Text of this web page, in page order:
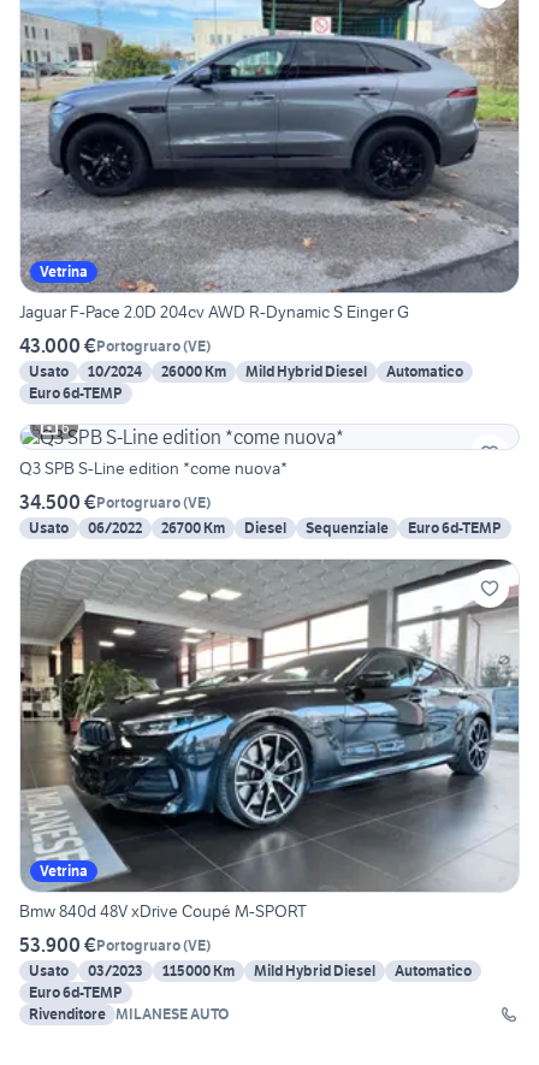
Vetrina
Jaguar F-Pace 2.0D 204cv AWD R-Dynamic S Einger G
43.000 €Portogruaro(VE)
Usato
10/2024 26000 Km Mild Hybrid Diesel
Automatico
Euro 6d-TEMP
6
Q3 SPB S-Line edition *come nuova*
34.500 €Portogruaro(VE)
Usato
06/2022 26700 Km Diesel Sequenziale Euro 6d-TEMP
Vetrina
Bmw 840d 48V xDrive Coupé M-SPORT
53.900 €Portogruaro(VE)
Usato
03/2023 115000 Km Mild Hybrid Diesel
Automatico
Euro 6d-TEMP
Rivenditore MILANESE AUTO